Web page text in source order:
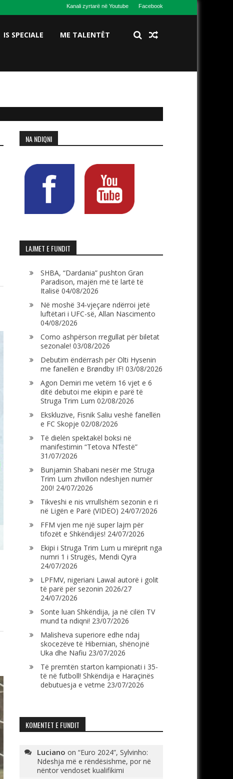
Kanali zyrtarë në Youtube Facebook
IS SPECIALE ME TALENTËT
NA NDIQNI
LAJMET E FUNDIT
SHBA, “Dardania” pushton Gran
Paradison, majën më të lartë të
Italisë 04/08/2026
Në moshë 34-vjeçare ndërroi jetë
luftëtari i UFC-së, Allan Nascimento
04/08/2026
Como ashpërson rregullat për biletat
sezonale! 03/08/2026
Debutim ëndërrash për Olti Hysenin
me fanellën e Brøndby IF! 03/08/2026
Agon Demiri me vetëm 16 vjet e 6
ditë debutoi me ekipin e parë të
Struga Trim Lum 02/08/2026
Ekskluzive, Fisnik Saliu veshë fanellën
e FC Skopje 02/08/2026
Të dielën spektakël boksi në
manifestimin “Tetova N’festë”
31/07/2026
Bunjamin Shabani nesër me Struga
Trim Lum zhvillon ndeshjen numër
200! 24/07/2026
Tikveshi e nis vrrullshëm sezonin e ri
në Ligën e Parë (VIDEO) 24/07/2026
FFM vjen me një super lajm për
tifozët e Shkëndijës! 24/07/2026
Ekipi i Struga Trim Lum u mirëprit nga
numri 1 i Strugës, Mendi Qyra
24/07/2026
LPFMV, nigeriani Lawal autorë i golit
të parë për sezonin 2026/27
24/07/2026
Sonte luan Shkëndija, ja në cilën TV
mund ta ndiqni! 23/07/2026
Malisheva superiore edhe ndaj
skocezëve të Hibernian, shënojnë
Uka dhe Nafiu 23/07/2026
Të premtën starton kampionati i 35-
të në futboll! Shkëndija e Haraçinës
debutuesja e vetme 23/07/2026
KOMENTET E FUNDIT
Luciano on “Euro 2024”, Sylvinho:
Ndeshja më e rëndësishme, por në
nëntor vendoset kualifikimi